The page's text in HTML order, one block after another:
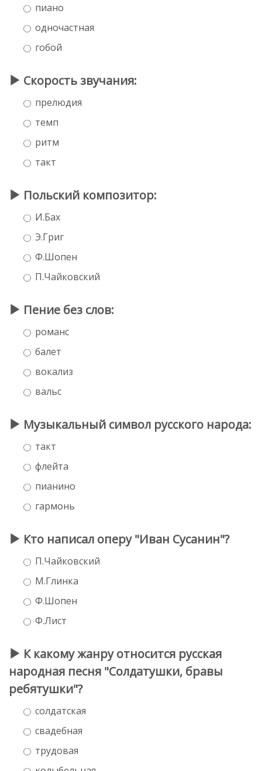
пиано
одночастная
гобой
Скорость звучания:
прелюдия
темп
ритм
такт
Польский композитор:
И.Бах
Э.Григ
Ф.Шопен
П.Чайковский
Пение без слов:
романс
балет
вокализ
вальс
Музыкальный символ русского народа:
такт
флейта
пианино
гармонь
Кто написал оперу "Иван Сусанин"?
П.Чайковский
М.Глинка
Ф.Шопен
Ф.Лист
К какому жанру относится русская
народная песня "Солдатушки, бравы
ребятушки"?
солдатская
свадебная
трудовая